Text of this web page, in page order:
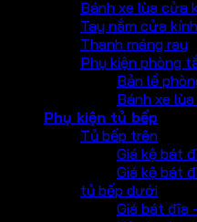
Bánh xe lùa cửa
Tay nắm cửa kính
Thanh máng ray
Phụ kiện phòng
Bản lề
Bánh xe
Phụ kiện tủ bếp
Tủ bếp trên
Giá kệ bát
Giá kệ bát
tủ bếp dưới
Giá bát đĩa